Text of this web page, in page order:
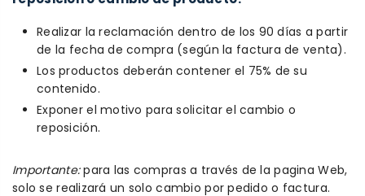
Realizar la reclamación dentro de los 90 días a partir
de la fecha de compra (según la factura de venta).
Los productos deberán contener el 75% de su
contenido.
Exponer el motivo para solicitar el cambio o
reposición.
Importante:para las compras a través de la pagina Web,
solo se realizará un solo cambio por pedido o factura.